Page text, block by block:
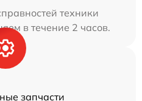
техники
в течение 2 часов.
запчасти